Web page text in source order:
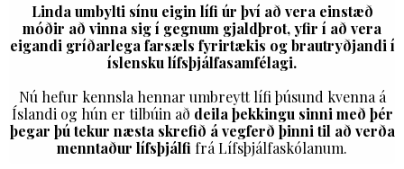
Linda umbylti sínu eigin lífi úr því að vera einstæð
móðir að vinna sig í gegnum gjaldþrot, yfir í að vera
eigandi gríðarlega farsæls fyrirtækis og brautryðjandi í
íslensku lífsþjálfasamfélagi.
Nú hefur kennsla hennar umbreytt lífi þúsund kvenna á
Íslandi og hún er tilbúin að deila þekkingu sinni með þér
þegar þú tekur næsta skrefið á vegferð þinni til að verða
menntaður lífsþjálfi frá Lífsþjálfaskólanum.